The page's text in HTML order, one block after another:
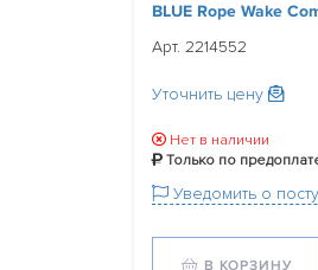
BLUE Rope Wake
Арт. 2214552
Уточнить цену
Нет в наличии
Только по
Уведомить о
В КОРЗИНУ